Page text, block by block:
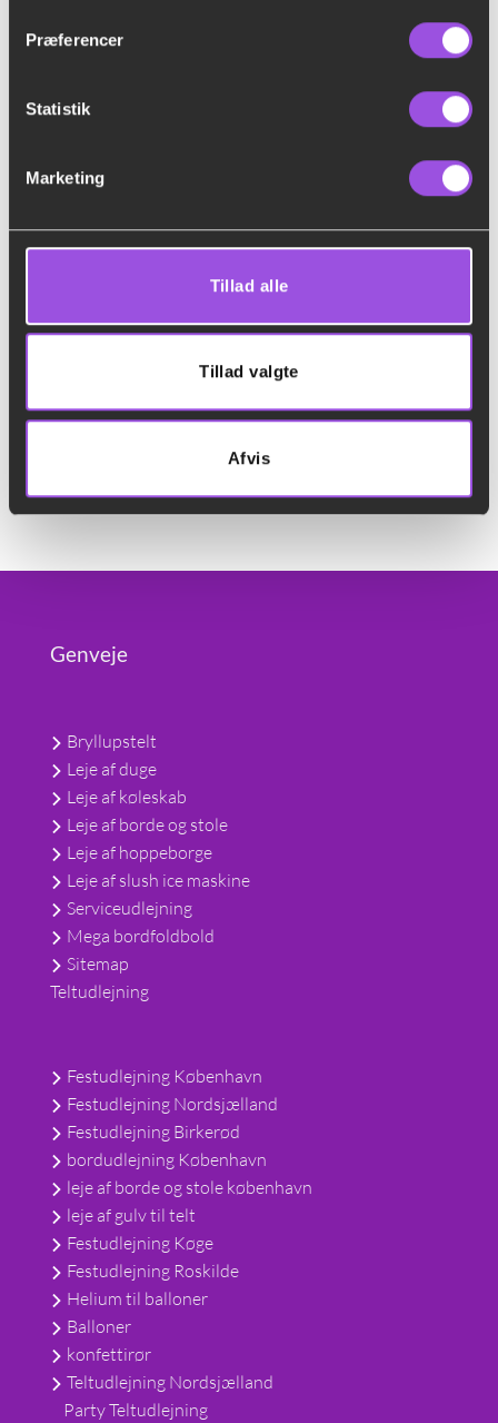
Præferencer
Statistik
Marketing
Tillad alle
Tillad valgte
Afvis
Vi er kun et opkald væk!
Mobil: 42173545
Lørdag og Søndag: 10:00-18:00
Helligedage: 10:00-18:00
Genveje
Bryllupstelt
Leje af duge
Leje af køleskab
Leje af borde og stole
Leje af hoppeborge
Leje af slush ice maskine
Serviceudlejning
Mega bordfoldbold
Sitemap
Teltudlejning
Festudlejning København
Festudlejning Nordsjælland
Festudlejning Birkerød
bordudlejning København
leje af borde og stole københavn
leje af gulv til telt
Festudlejning Køge
Festudlejning Roskilde
Helium til balloner
Balloner
konfettirør
Teltudlejning Nordsjælland
Party Teltudlejning